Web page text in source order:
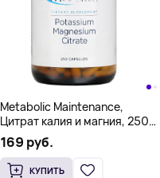
Metabolic Maintenance,
Цитрат калия и магния, 250
капсул
169 руб.
КУПИТЬ